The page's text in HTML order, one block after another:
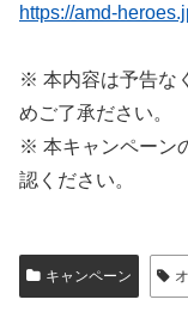
https://amd-
※ 本内容は予告な
めご了承ださい。
※ 本キャンペーン
認ください。
キャンペーン